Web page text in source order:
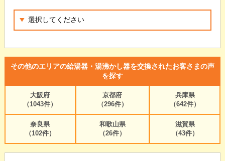
その他のエリアの給湯器・湯沸かし器を交換されたお客さまの声
を探す
大阪府
（1043件）
京都府
（296件）
兵庫県
（642件）
奈良県
（102件）
和歌山県
（26件）
滋賀県
（43件）